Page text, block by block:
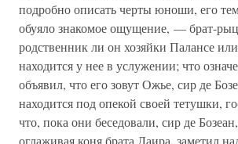
подробно описать черты юноши, его
обуяло знакомое ощущение, — брат-
родственник ли он хозяйки Палансе
находится у нее в услужении; что
объявил, что его зовут Ожье, сир де
находится под опекой своей тетушки,
что, пока они беседовали, сир де
оглаживая коня брата Лаира, заметил